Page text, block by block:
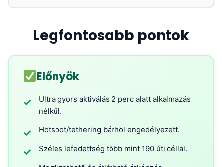
Legfontosabb pontok
Előnyök
✓
Ultra gyors aktiválás 2 perc alatt alkalmazás
nélkül.
✓ Hotspot/tethering bárhol engedélyezett.
✓ Széles lefedettség több mint 190 úti céllal.